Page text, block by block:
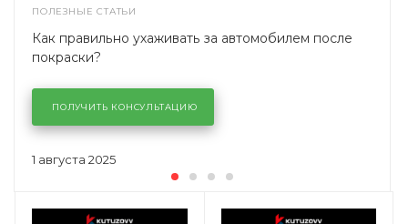
ПОЛЕЗНЫЕ СТАТЬИ
1 августа 2025
Как правильно ухаживать за автомобилем после
покраски?
ПОЛУЧИТЬ КОНСУЛЬТАЦИЮ